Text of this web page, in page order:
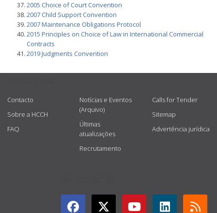
2005 Choice of Court Convention
2007 Child Support Convention
2007 Maintenance Obligations Protocol
2015 Principles on Choice of Law in International Commercial
Contracts
2019 Judgments Convention
Contacto
Sobre a HCCH
FAQ
Notícias e Eventos
(Arquivo)
Últimas
atualizações
Recrutamento
Calls for Tender
Sitemap
Advertência jurídica